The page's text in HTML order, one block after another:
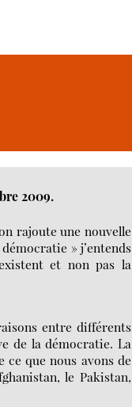
2009.
rajoute une nouvelle
» j’entends
et non pas la
entre différents
de la démocratie. La
ce que nous avons de
le Pakistan,